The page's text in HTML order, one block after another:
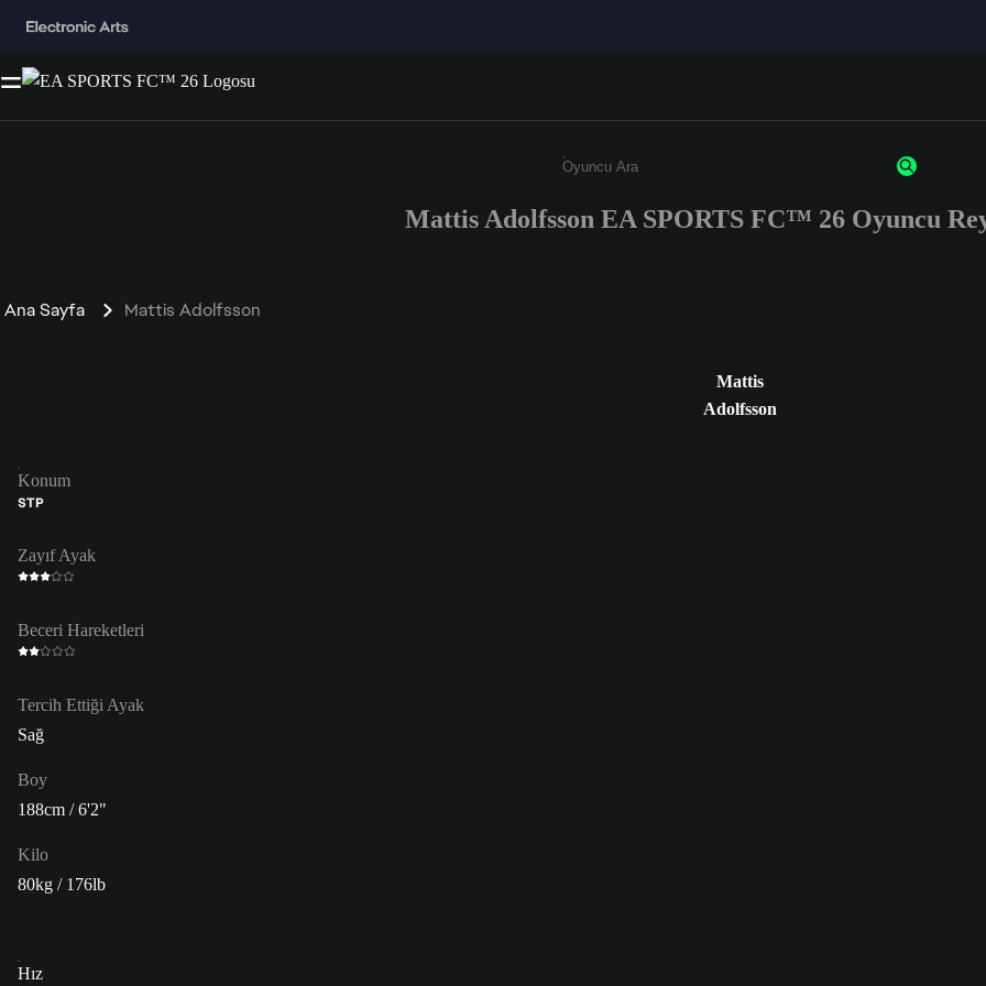
Enter a minimum of 3 characters or numbers
Mattis Adolfsson EA SPORTS FC™ 26 Oyuncu
Ana Sayfa Mattis Adolfsson
Mattis
Adolfsson
Konum
STP
Zayıf Ayak
Beceri Hareketleri
Tercih Ettiği Ayak
Sağ
Boy
188cm / 6'2"
Kilo
80kg / 176lb
Hız